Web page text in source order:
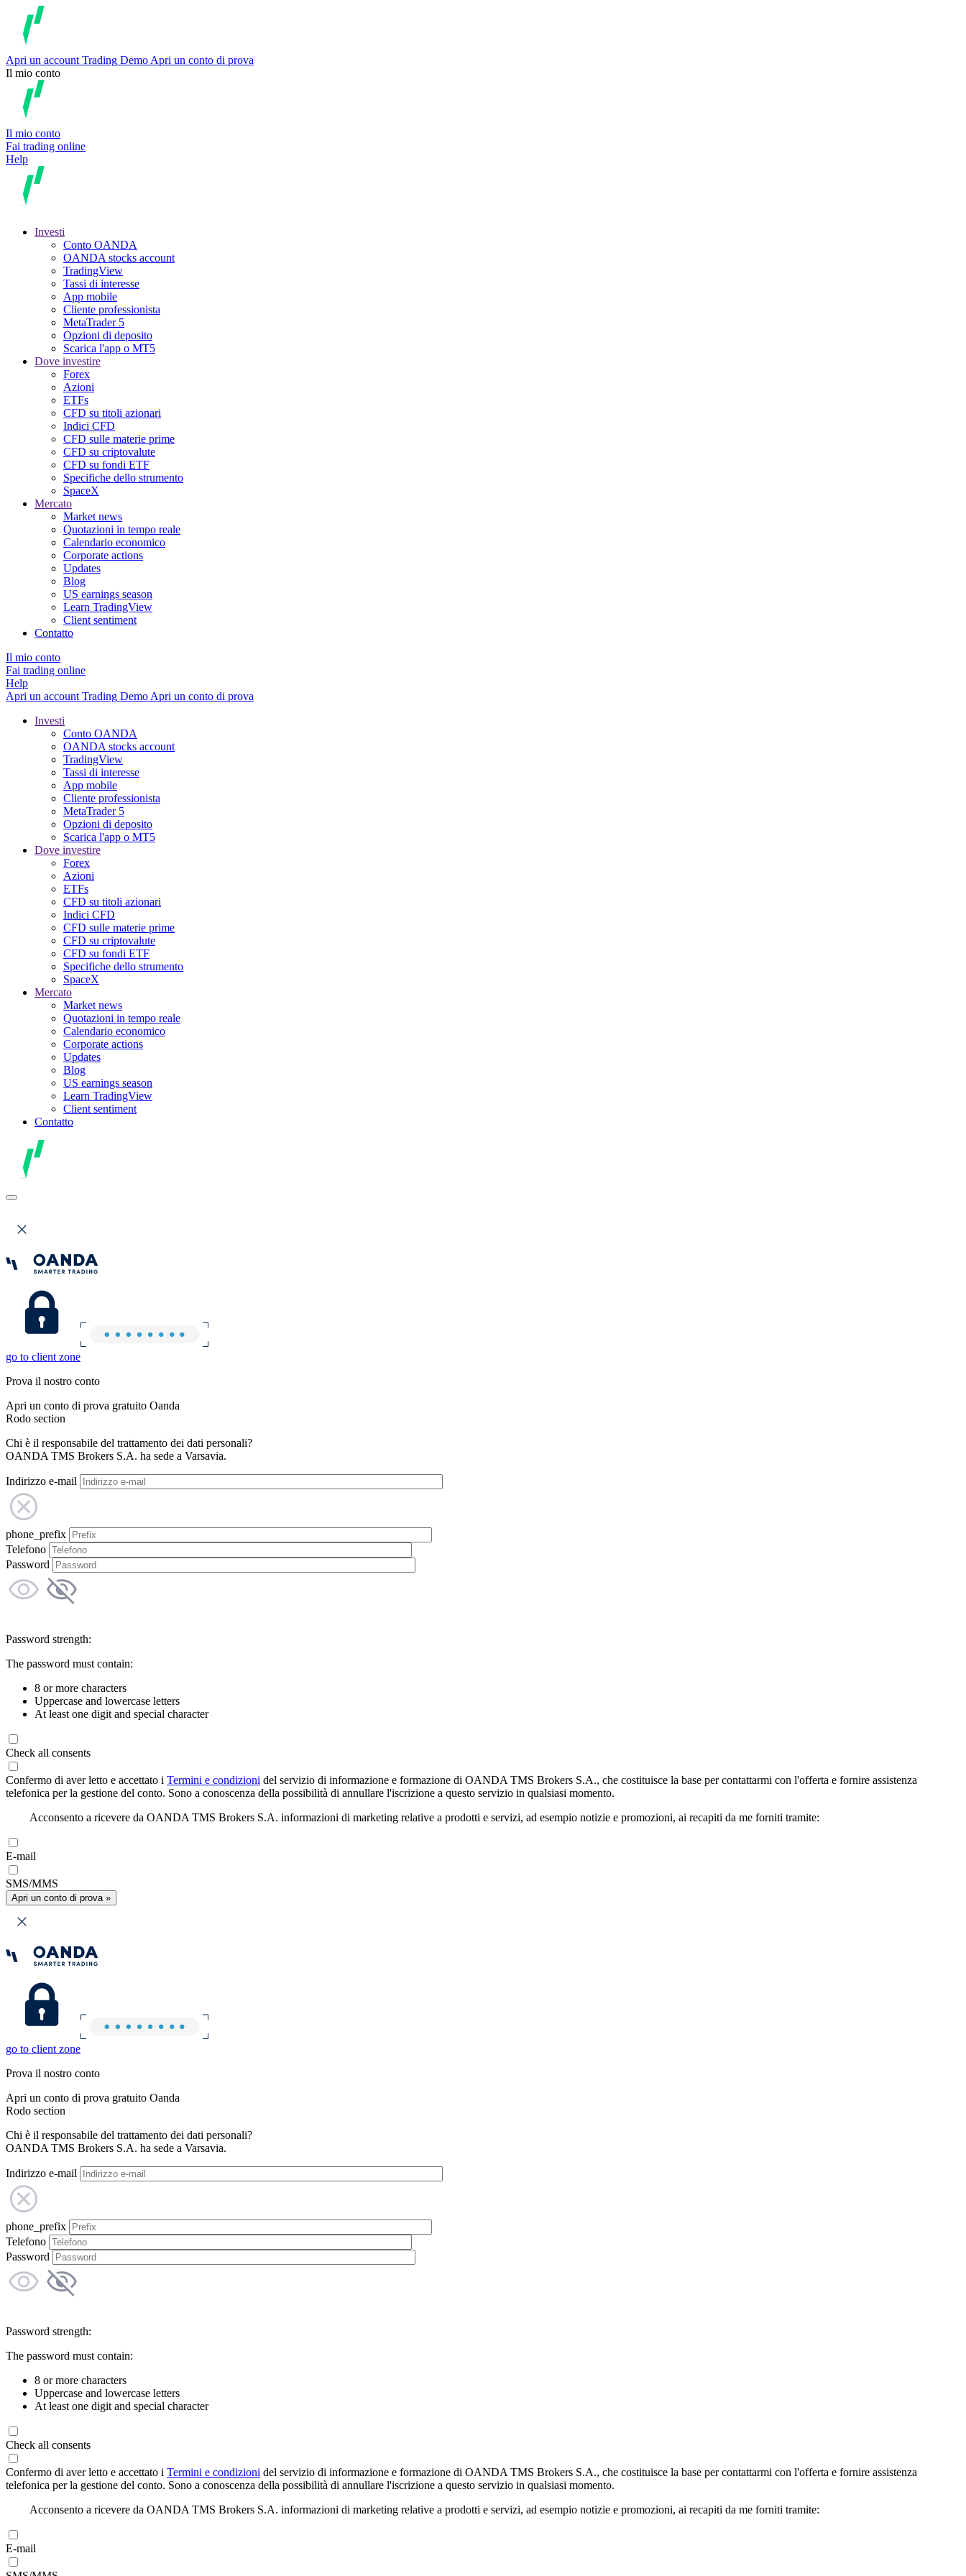
Apri un account Trading Demo Apri un conto di prova
Il mio conto
Il mio conto
Fai trading online
Help
Investi
Conto OANDA
OANDA stocks account
TradingView
Tassi di interesse
App mobile
Cliente professionista
MetaTrader 5
Opzioni di deposito
Scarica l'app o MT5
Dove investire
Forex
Azioni
ETFs
CFD su titoli azionari
Indici CFD
CFD sulle materie prime
CFD su criptovalute
CFD su fondi ETF
Specifiche dello strumento
SpaceX
Mercato
Market news
Quotazioni in tempo reale
Calendario economico
Corporate actions
Updates
Blog
US earnings season
Learn TradingView
Client sentiment
Contatto
Il mio conto
Fai trading online
Help
Apri un account Trading Demo Apri un conto di prova
Investi
Conto OANDA
OANDA stocks account
TradingView
Tassi di interesse
App mobile
Cliente professionista
MetaTrader 5
Opzioni di deposito
Scarica l'app o MT5
Dove investire
Forex
Azioni
ETFs
CFD su titoli azionari
Indici CFD
CFD sulle materie prime
CFD su criptovalute
CFD su fondi ETF
Specifiche dello strumento
SpaceX
Mercato
Market news
Quotazioni in tempo reale
Calendario economico
Corporate actions
Updates
Blog
US earnings season
Learn TradingView
Client sentiment
Contatto
go to client zone
Prova il nostro conto
Apri un conto di prova gratuito Oanda
Rodo section
Chi è il responsabile del trattamento dei dati personali?
OANDA TMS Brokers S.A. ha sede a Varsavia.
Indirizzo e-mail
phone_prefix
Telefono
Password
Password strength:
The password must contain:
8 or more characters
Uppercase and lowercase letters
At least one digit and special character
Check all consents
Confermo di aver letto e accettato i Termini e condizioni del servizio di informazione e formazione di OANDA TMS Brokers S.A., che costituisce la base per contattarmi con l'offerta e fornire assistenza
telefonica per la gestione del conto. Sono a conoscenza della possibilità di annullare l'iscrizione a questo servizio in qualsiasi momento.
Acconsento a ricevere da OANDA TMS Brokers S.A. informazioni di marketing relative a prodotti e servizi, ad esempio notizie e promozioni, ai recapiti da me forniti tramite:
E-mail
SMS/MMS
Apri un conto di prova »
go to client zone
Prova il nostro conto
Apri un conto di prova gratuito Oanda
Rodo section
Chi è il responsabile del trattamento dei dati personali?
OANDA TMS Brokers S.A. ha sede a Varsavia.
Indirizzo e-mail
phone_prefix
Telefono
Password
Password strength:
The password must contain:
8 or more characters
Uppercase and lowercase letters
At least one digit and special character
Check all consents
Confermo di aver letto e accettato i Termini e condizioni del servizio di informazione e formazione di OANDA TMS Brokers S.A., che costituisce la base per contattarmi con l'offerta e fornire assistenza
telefonica per la gestione del conto. Sono a conoscenza della possibilità di annullare l'iscrizione a questo servizio in qualsiasi momento.
Acconsento a ricevere da OANDA TMS Brokers S.A. informazioni di marketing relative a prodotti e servizi, ad esempio notizie e promozioni, ai recapiti da me forniti tramite:
E-mail